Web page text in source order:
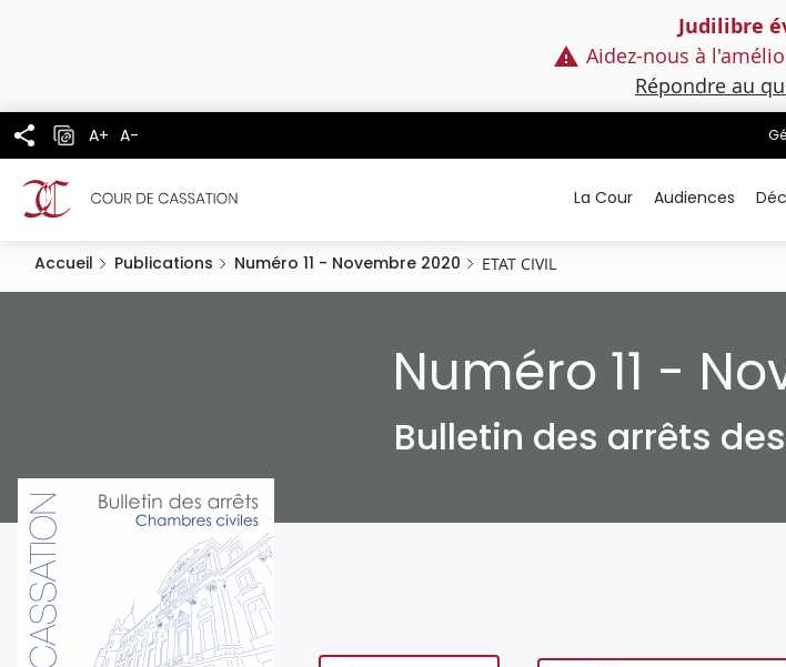
Judilibre
Aidez-nous à
Répondre au
A+ A-
La Cour Audiences
Accueil Publications Numéro 11 - Novembre 2020 ETAT CIVIL
Numéro 11 -
Bulletin des arrêts